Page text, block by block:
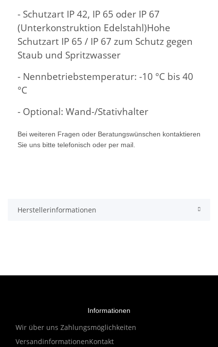
- Schutzart IP 42, IP 65 oder IP 67
(Unterkonstruktion Edelstahl)Hohe
Schutzart IP 65 / IP 67 zum Schutz gegen
Staub und Spritzwasser
- Nennbetriebstemperatur: -10 °C bis 40
°C
- Optional: Wand-/Stativhalter
Bei weiteren Fragen oder Beratungswünschen kontaktieren
Sie uns bitte telefonisch oder per mail.
Herstellerinformationen
Informationen
Wir über uns Zahlungsmöglichkeiten
VersandinformationenKontakt